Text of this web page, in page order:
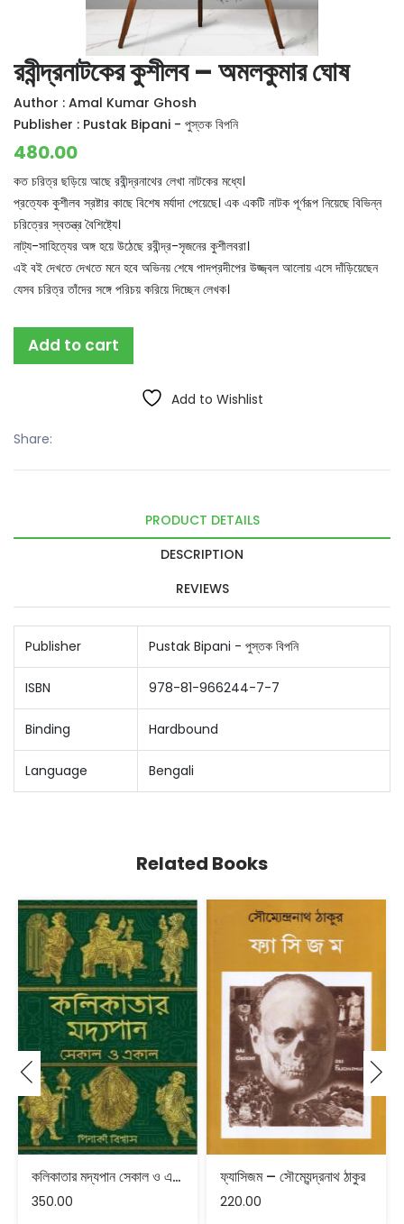
রবীন্দ্রনাটকের কুশীলব – অমলকুমার ঘোষ
Author : Amal Kumar Ghosh
Publisher : Pustak Bipani - পুস্তক বিপনি
480.00
কত চরিত্র ছড়িয়ে আছে রবীন্দ্রনাথের লেখা নাটকের মধ্যে।
প্রত্যেক কুশীলব স্রষ্টার কাছে বিশেষ মর্যাদা পেয়েছে। এক একটি নাটক পূর্ণরূপ নিয়েছে বিভিন্ন
চরিত্রের স্বতন্ত্র বৈশিষ্ট্যে।
নাট্য-সাহিত্যের অঙ্গ হয়ে উঠেছে রবীন্দ্র-সৃজনের কুশীলবরা।
এই বই দেখতে দেখতে মনে হবে অভিনয় শেষে পাদপ্রদীপের উজ্জ্বল আলোয় এসে দাঁড়িয়েছেন
যেসব চরিত্র তাঁদের সঙ্গে পরিচয় করিয়ে দিচ্ছেন লেখক।
Add to cart
Add to Wishlist
Share:
PRODUCT DETAILS
DESCRIPTION
REVIEWS
Publisher Pustak Bipani - পুস্তক বিপনি
ISBN 978-81-966244-7-7
Binding Hardbound
Language Bengali
Related Books
কলিকাতার মদ্যপান সেকাল ও একাল
350.00
ফ্যাসিজম – সৌম্যেন্দ্রনাথ ঠাকুর
220.00